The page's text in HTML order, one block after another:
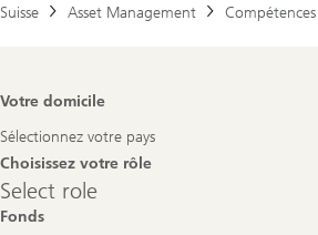
Suisse
Asset Management Compétences
Footer
Votre domicile
Sélectionnez votre pays
Choisissez votre rôle
Select
role
Select role
Fonds